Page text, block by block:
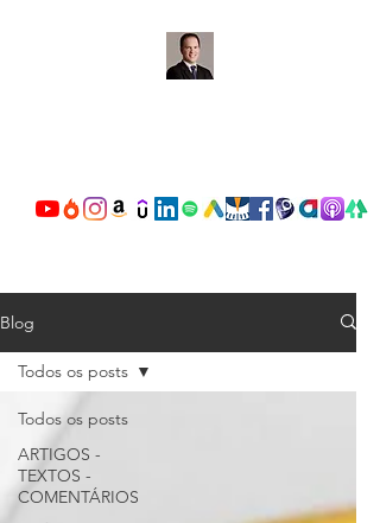
Blog
Todos os posts
ARTIGOS -
TEXTOS -
COMENTÁRIOS
Todos os posts